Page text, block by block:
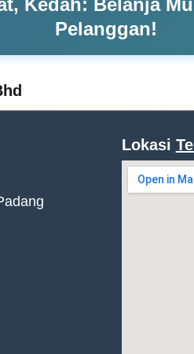
Pelanggan!
Lokasi